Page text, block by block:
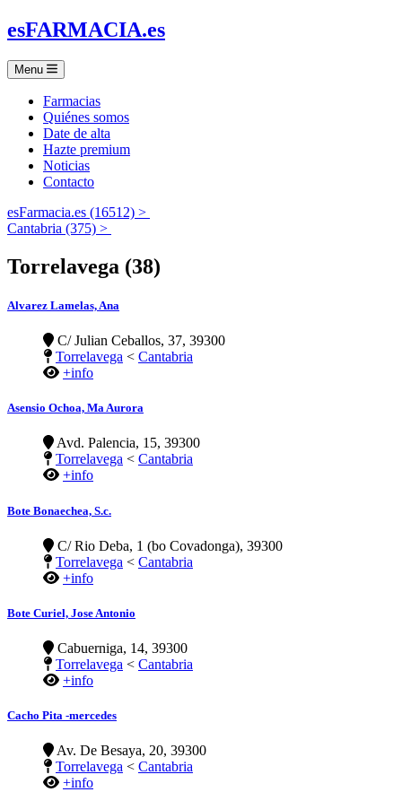
esFARMACIA.es
Menu
Farmacias
Quiénes somos
Date de alta
Hazte premium
Noticias
Contacto
esFarmacia.es (16512) >
Cantabria (375) >
Torrelavega (38)
Alvarez Lamelas, Ana
C/ Julian Ceballos, 37, 39300
Torrelavega < Cantabria
+info
Asensio Ochoa, Ma Aurora
Avd. Palencia, 15, 39300
Torrelavega < Cantabria
+info
Bote Bonaechea, S.c.
C/ Rio Deba, 1 (bo Covadonga), 39300
Torrelavega < Cantabria
+info
Bote Curiel, Jose Antonio
Cabuerniga, 14, 39300
Torrelavega < Cantabria
+info
Cacho Pita -mercedes
Av. De Besaya, 20, 39300
Torrelavega < Cantabria
+info